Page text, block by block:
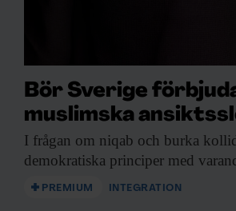
Bör Sverige
muslimska
I frågan om niqab och burka
demokratiska principer med
PREMIUM INTEGRATION